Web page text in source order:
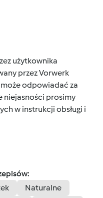
użytkownika
przez Vorwerk
odpowiadać za
niejasności prosimy
w instrukcji obsługi i
Naturalne